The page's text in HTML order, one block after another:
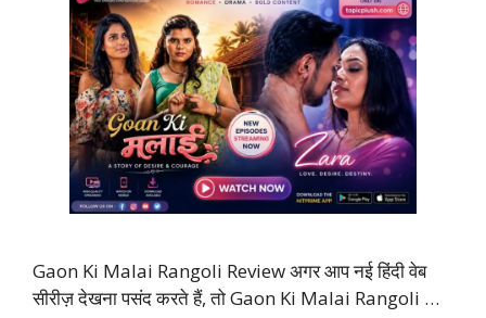
Gaon Ki Malai Rangoli Review अगर आप नई हिंदी वेब
सीरीज़ देखना पसंद करते हैं, तो Gaon Ki Malai Rangoli …